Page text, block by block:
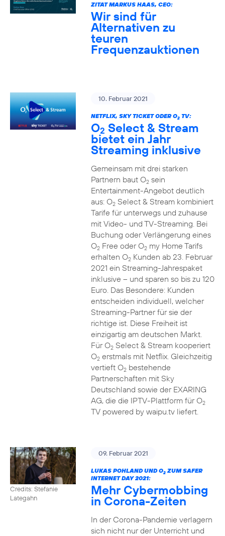
ZITAT MARKUS HAAS, CEO:
Wir sind für
Alternativen zu
teuren
Frequenzauktionen
10. Februar 2021
NETFLIX, SKY TICKET ODER O2TV:
O2 Select & Stream
bietet ein Jahr
Streaming inklusive
Gemeinsam mit drei starken
Partnern baut O2sein
Entertainment-Angebot deutlich
aus: O2Select & Stream kombiniert
Tarife für unterwegs und zuhause
mit Video- und TV-Streaming. Bei
Buchung oder Verlängerung eines
O2Free oder O2my Home Tarifs
erhalten O2Kunden ab 23. Februar
2021 ein Streaming-Jahrespaket
inklusive – und sparen so bis zu 120
Euro. Das Besondere: Kunden
entscheiden individuell, welcher
Streaming-Partner für sie der
richtige ist. Diese Freiheit ist
einzigartig am deutschen Markt.
Für O2Select & Stream kooperiert
O2erstmals mit Netflix. Gleichzeitig
vertieft O2bestehende
Partnerschaften mit Sky
Deutschland sowie der EXARING
AG, die die IPTV-Plattform für O2
TV powered by waipu.tv liefert.
Credits: Stefanie
Lategahn
09. Februar 2021
LUKAS POHLAND UND O2ZUM SAFER
INTERNET DAY 2021:
Mehr Cybermobbing
in Corona-Zeiten
In der Corona-Pandemie verlagern
sich nicht nur der Unterricht und